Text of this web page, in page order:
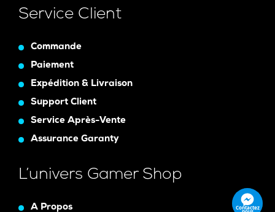
Service Client
Commande
Paiement
Expédition & Livraison
Support Client
Service Après-Vente
Assurance Garanty
L’univers Gamer Shop
A Propos Contactez